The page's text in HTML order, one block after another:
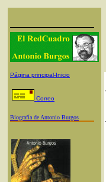
Página principal-Inicio
Correo
Biografía de Antonio Burgos